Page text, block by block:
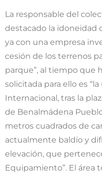
La responsable del
destacado la idoneidad
ya con una empresa
cesión de los terrenos
parque”, al tiempo que
solicitada para ello es
Internacional, tras la
de Benalmádena
metros cuadrados de
actualmente baldío y
elevación, que
Equipamiento”. El área